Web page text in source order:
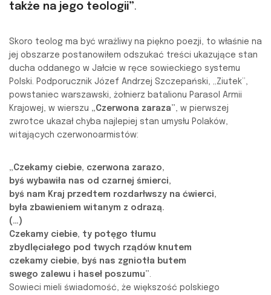
także na jego teologii”.
Skoro teolog ma być wrażliwy na piękno poezji, to właśnie na
jej obszarze postanowiłem odszukać treści ukazujące stan
ducha oddanego w Jałcie w ręce sowieckiego systemu
Polski. Podporucznik Józef Andrzej Szczepański, „Ziutek”,
powstaniec warszawski, żołnierz batalionu Parasol Armii
Krajowej, w wierszu „Czerwona zaraza” , w pierwszej
zwrotce ukazał chyba najlepiej stan umysłu Polaków,
witających czerwonoarmistów:
„Czekamy ciebie, czerwona zarazo,
byś wybawiła nas od czarnej śmierci,
byś nam Kraj przedtem rozdarłwszy na ćwierci,
była zbawieniem witanym z odrazą.
(…)
Czekamy ciebie, ty potęgo tłumu
zbydlęciałego pod twych rządów knutem
czekamy ciebie, byś nas zgniotła butem
swego zalewu i haseł poszumu”
Sowieci mieli świadomość, że większość polskiego